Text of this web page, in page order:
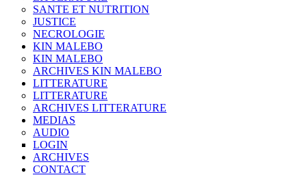
SANTE ET NUTRITION
JUSTICE
NECROLOGIE
KIN MALEBO
KIN MALEBO
ARCHIVES KIN MALEBO
LITTERATURE
LITTERATURE
ARCHIVES LITTERATURE
MEDIAS
AUDIO
LOGIN
ARCHIVES
CONTACT